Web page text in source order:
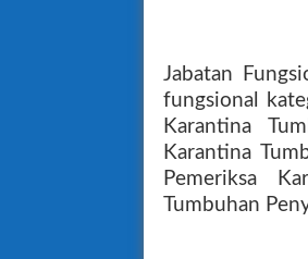
Jabatan
fungsional
Karantina
Karantina
Pemeriksa
Tumbuhan